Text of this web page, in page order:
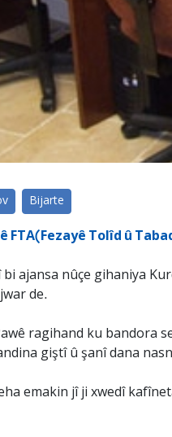
Bijarte
FTA(Fezayê Tolîd û
ajansa nûçe gihaniya
de.
ragihand ku bandora
giştî û şanî dana
emakin jî ji xwedî